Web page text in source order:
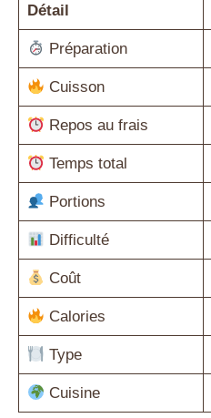
Détail
Préparation
Cuisson
Repos au frais
Temps total
Portions
Difficulté
Coût
Calories
Type
Cuisine